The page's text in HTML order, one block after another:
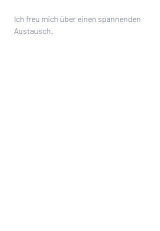
Ich freu mich über einen spannenden
Austausch.